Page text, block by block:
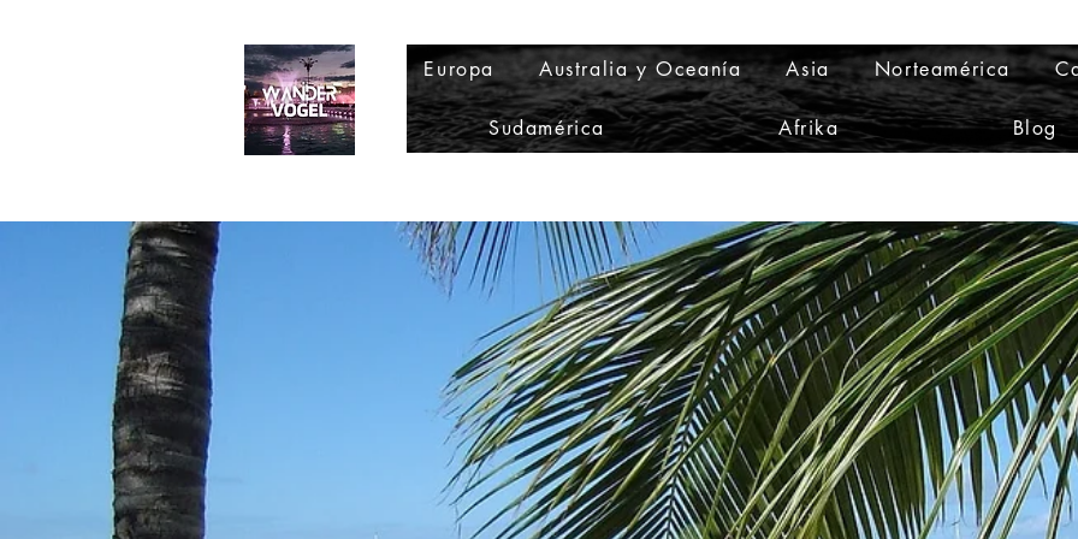
Europa Australia y Oceanía Asia Norteamérica
Sudamérica Afrika Blog